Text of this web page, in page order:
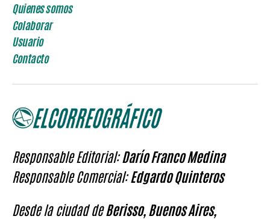
Quienes somos
Colaborar
Usuario
Contacto
Responsable Editorial:Darío Franco Medina
Responsable Comercial:Edgardo Quinteros
Desde la ciudad deBerisso, Buenos Aires,